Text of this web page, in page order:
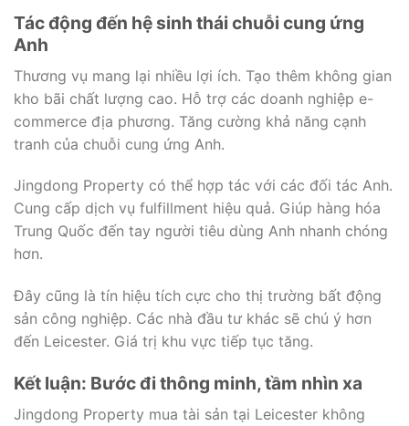
Tác động đến hệ sinh thái chuỗi cung ứng
Anh
Thương vụ mang lại nhiều lợi ích. Tạo thêm không gian
kho bãi chất lượng cao. Hỗ trợ các doanh nghiệp e-
commerce địa phương. Tăng cường khả năng cạnh
tranh của chuỗi cung ứng Anh.
Jingdong Property có thể hợp tác với các đối tác Anh.
Cung cấp dịch vụ fulfillment hiệu quả. Giúp hàng hóa
Trung Quốc đến tay người tiêu dùng Anh nhanh chóng
hơn.
Đây cũng là tín hiệu tích cực cho thị trường bất động
sản công nghiệp. Các nhà đầu tư khác sẽ chú ý hơn
đến Leicester. Giá trị khu vực tiếp tục tăng.
Kết luận: Bước đi thông minh, tầm nhìn xa
Jingdong Property mua tài sản tại Leicester không